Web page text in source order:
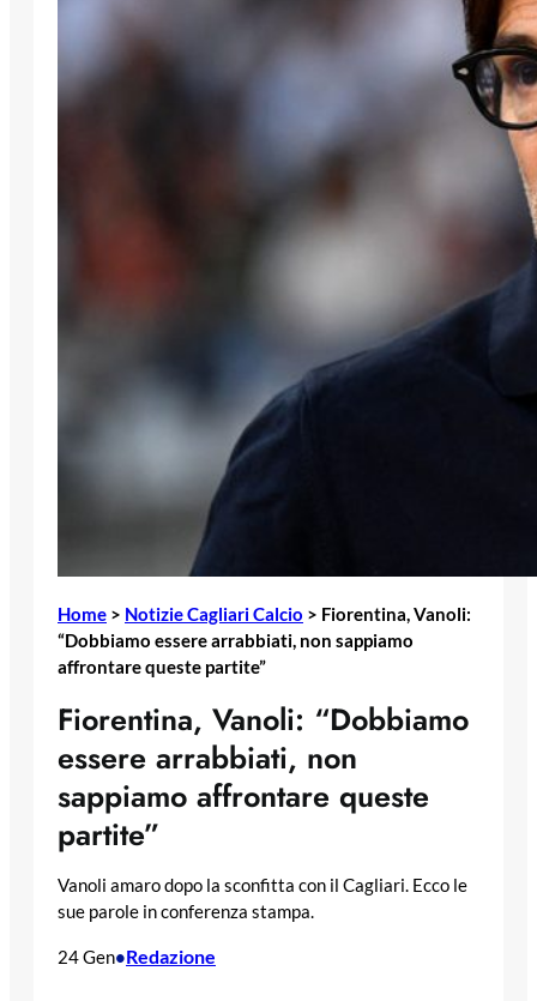
Home > Notizie Cagliari Calcio > Fiorentina, Vanoli:
“Dobbiamo essere arrabbiati, non sappiamo
affrontare queste partite”
Fiorentina, Vanoli: “Dobbiamo
essere arrabbiati, non
sappiamo affrontare queste
partite”
Vanoli amaro dopo la sconfitta con il Cagliari. Ecco le
sue parole in conferenza stampa.
24 Gen•Redazione